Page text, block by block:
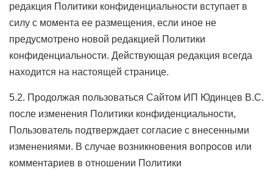
редакция Политики конфиденциальности вступает в
силу с момента ее размещения, если иное не
предусмотрено новой редакцией Политики
конфиденциальности. Действующая редакция всегда
находится на настоящей странице.
5.2. Продолжая пользоваться Сайтом ИП Юдинцев В.С.
после изменения Политики конфиденциальности,
Пользователь подтверждает согласие с внесенными
изменениями. В случае возникновения вопросов или
комментариев в отношении Политики